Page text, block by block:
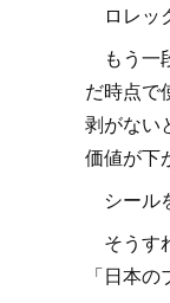
ロレッ
もう一
だ時点で
剥がない
価値が下
シール
そうす
「日本